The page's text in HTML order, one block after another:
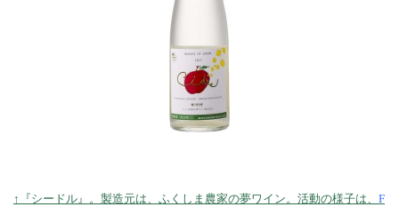
↑『シードル』。製造元は、ふくしま農家の夢ワイン。活動の様子は、 F